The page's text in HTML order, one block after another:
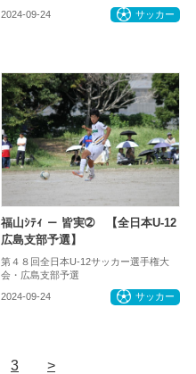
2024-09-24 サッカー
福山ｼﾃｨ － 皆実➁ 【全日本U-12
広島支部予選】
第４８回全日本U-12サッカー選手権大
会・広島支部予選
2024-09-24 サッカー
3 >